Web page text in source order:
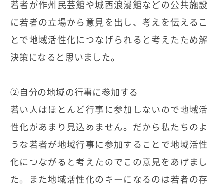
若者が作州民芸館や城西浪漫館などの公共施設
に若者の立場から意見を出し、考えを伝えるこ
とで地域活性化につなげられると考えたため解
決策になると思いました。
②自分の地域の行事に参加する
若い人はほとんど行事に参加しないので地域活
性化があまり見込めません。だから私たちのよ
うな若者が地域行事に参加することで地域活性
化につながると考えたのでこの意見をあげまし
た。また地域活性化のキーになるのは若者の存